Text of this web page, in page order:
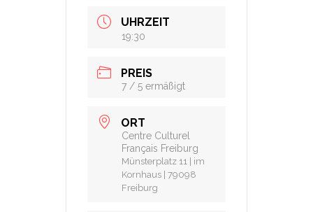
UHRZEIT
19:30
PREIS
7 / 5 ermäßigt
ORT
Centre Culturel
Français Freiburg
Münsterplatz 11 | im
Kornhaus | 79098
Freiburg